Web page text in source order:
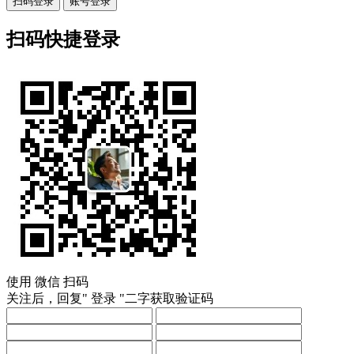
扫码快捷登录
使用 微信 扫码
关注后，回复" 登录 "二字获取验证码